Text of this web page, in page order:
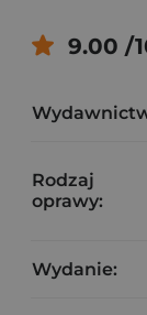
9.00 /
Rodzaj
oprawy:
Wydanie: